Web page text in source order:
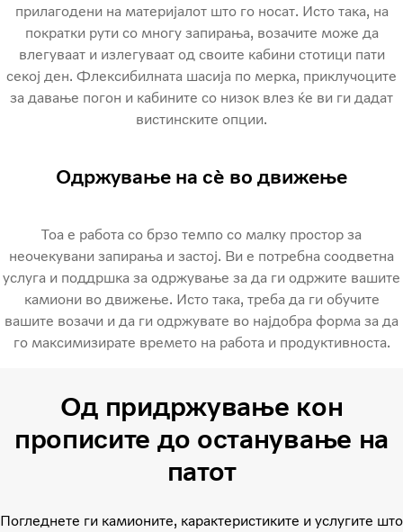
прилагодени на материјалот што го носат. Исто така, на
пократки рути со многу запирања, возачите може да
влегуваат и излегуваат од своите кабини стотици пати
секој ден. Флексибилната шасија по мерка, приклучоците
за давање погон и кабините со низок влез ќе ви ги дадат
вистинските опции.
Одржување на сè во движење
Тоа е работа со брзо темпо со малку простор за
неочекувани запирања и застој. Ви е потребна соодветна
услуга и поддршка за одржување за да ги одржите вашите
камиони во движење. Исто така, треба да ги обучите
вашите возачи и да ги одржувате во најдобра форма за да
го максимизирате времето на работа и продуктивноста.
Од придржување кон
прописите до останување на
патот
Погледнете ги камионите, карактеристиките и услугите што